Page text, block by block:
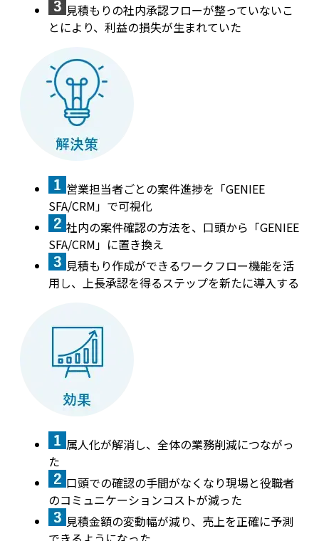
見積もりの社内承認フローが整っていないこ
とにより、利益の損失が生まれていた
営業担当者ごとの案件進捗を「GENIEE
SFA/CRM」で可視化
社内の案件確認の方法を、口頭から「GENIEE
SFA/CRM」に置き換え
見積もり作成ができるワークフロー機能を活
用し、上長承認を得るステップを新たに導入する
属人化が解消し、全体の業務削減につながっ
た
口頭での確認の手間がなくなり現場と役職者
のコミュニケーションコストが減った
見積金額の変動幅が減り、売上を正確に予測